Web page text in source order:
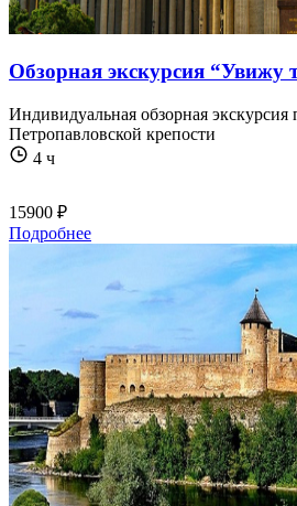
Обзорная экскурсия “Увижу
Индивидуальная обзорная
Петропавловской крепости
4 ч
15900 ₽
Подробнее